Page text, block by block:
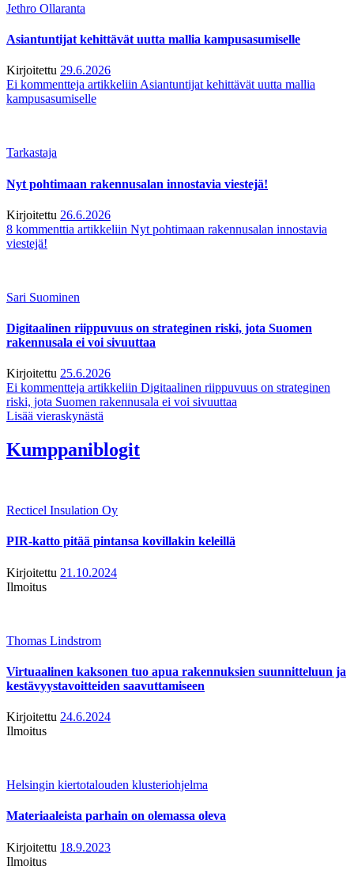
Jethro Ollaranta
Asiantuntijat kehittävät uutta mallia kampusasumiselle
Kirjoitettu 29.6.2026
Ei kommentteja artikkeliin Asiantuntijat kehittävät uutta mallia
kampusasumiselle
Tarkastaja
Nyt pohtimaan rakennusalan innostavia viestejä!
Kirjoitettu 26.6.2026
8 kommenttia artikkeliin Nyt pohtimaan rakennusalan innostavia
viestejä!
Sari Suominen
Digitaalinen riippuvuus on strateginen riski, jota Suomen
rakennusala ei voi sivuuttaa
Kirjoitettu 25.6.2026
Ei kommentteja artikkeliin Digitaalinen riippuvuus on strateginen
riski, jota Suomen rakennusala ei voi sivuuttaa
Lisää vieraskynästä
Kumppaniblogit
Recticel Insulation Oy
PIR-katto pitää pintansa kovillakin keleillä
Kirjoitettu 21.10.2024
Ilmoitus
Thomas Lindstrom
Virtuaalinen kaksonen tuo apua rakennuksien suunnitteluun ja
kestävyystavoitteiden saavuttamiseen
Kirjoitettu 24.6.2024
Ilmoitus
Helsingin kiertotalouden klusteriohjelma
Materiaaleista parhain on olemassa oleva
Kirjoitettu 18.9.2023
Ilmoitus